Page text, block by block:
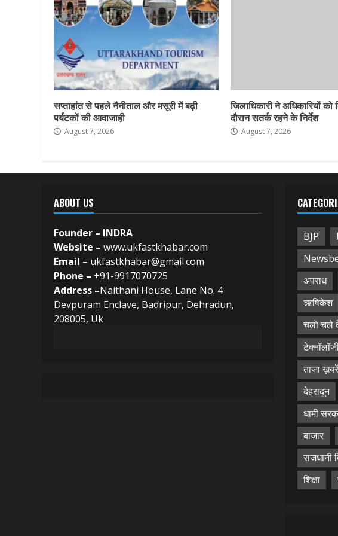
सप्ताहांत से पहले नैनीताल और मसूरी में बढ़ी
पर्यटकों की आवाजाही
August 7, 2026
जिलाधिकारी ने अधिकारियों
दौरान सतर्क रहने के निर्देश
August 7, 2026
ABOUT US
Founder – INDRA
Website – www.ukfastkhabar.com
Email – ukfastkhabar@gmail.com
Phone – +91-9917070725
Address –Naithani House, Lane No. 4
Devpuram Enclave, Badripur, Dehradun,
208005, Uk
BJP
अपराध
ऋषिकेश
चलो चले
ताज़ा ख़बरें
देहरादून
धामी
बाजार
राजधानी
शिक्षा